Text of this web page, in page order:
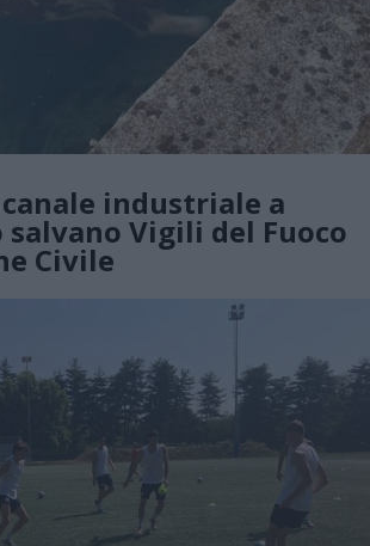
industriale a
Vigili del Fuoco
Civile